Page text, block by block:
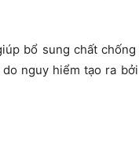
bổ sung chất
nguy hiểm tạo ra